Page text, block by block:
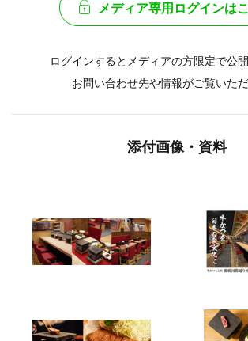
メディア専用ログインは
ログインするとメディアの方限定で公
お問い合わせ先や情報がご覧いた
添付画像・資料